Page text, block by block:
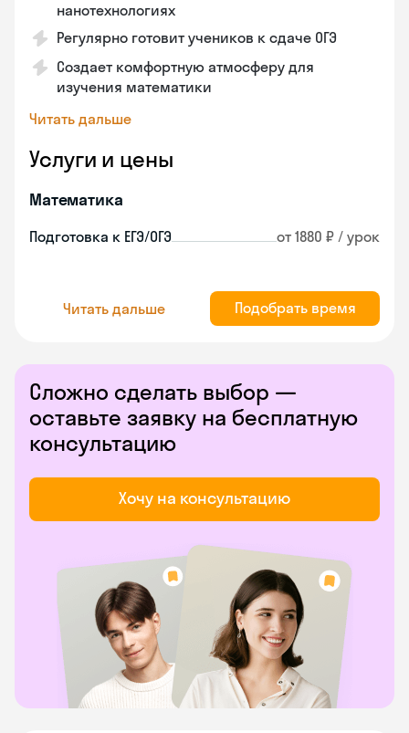
нанотехнологиях
Регулярно готовит учеников к сдаче ОГЭ
Создает комфортную атмосферу для
изучения математики
Читать дальше
Услуги и цены
Математика
Подготовка к ЕГЭ/ОГЭ от 1880 ₽ / урок
Читать дальше Подобрать время
Сложно сделать выбор —
оставьте заявку на бесплатную
консультацию
Хочу на консультацию